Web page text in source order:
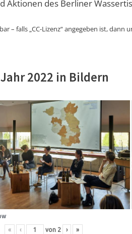
Aktionen des Berliner
– falls „CC-Lizenz“ angegeben ist, dann
Jahr 2022 in Bildern
« ‹ von 2 › »